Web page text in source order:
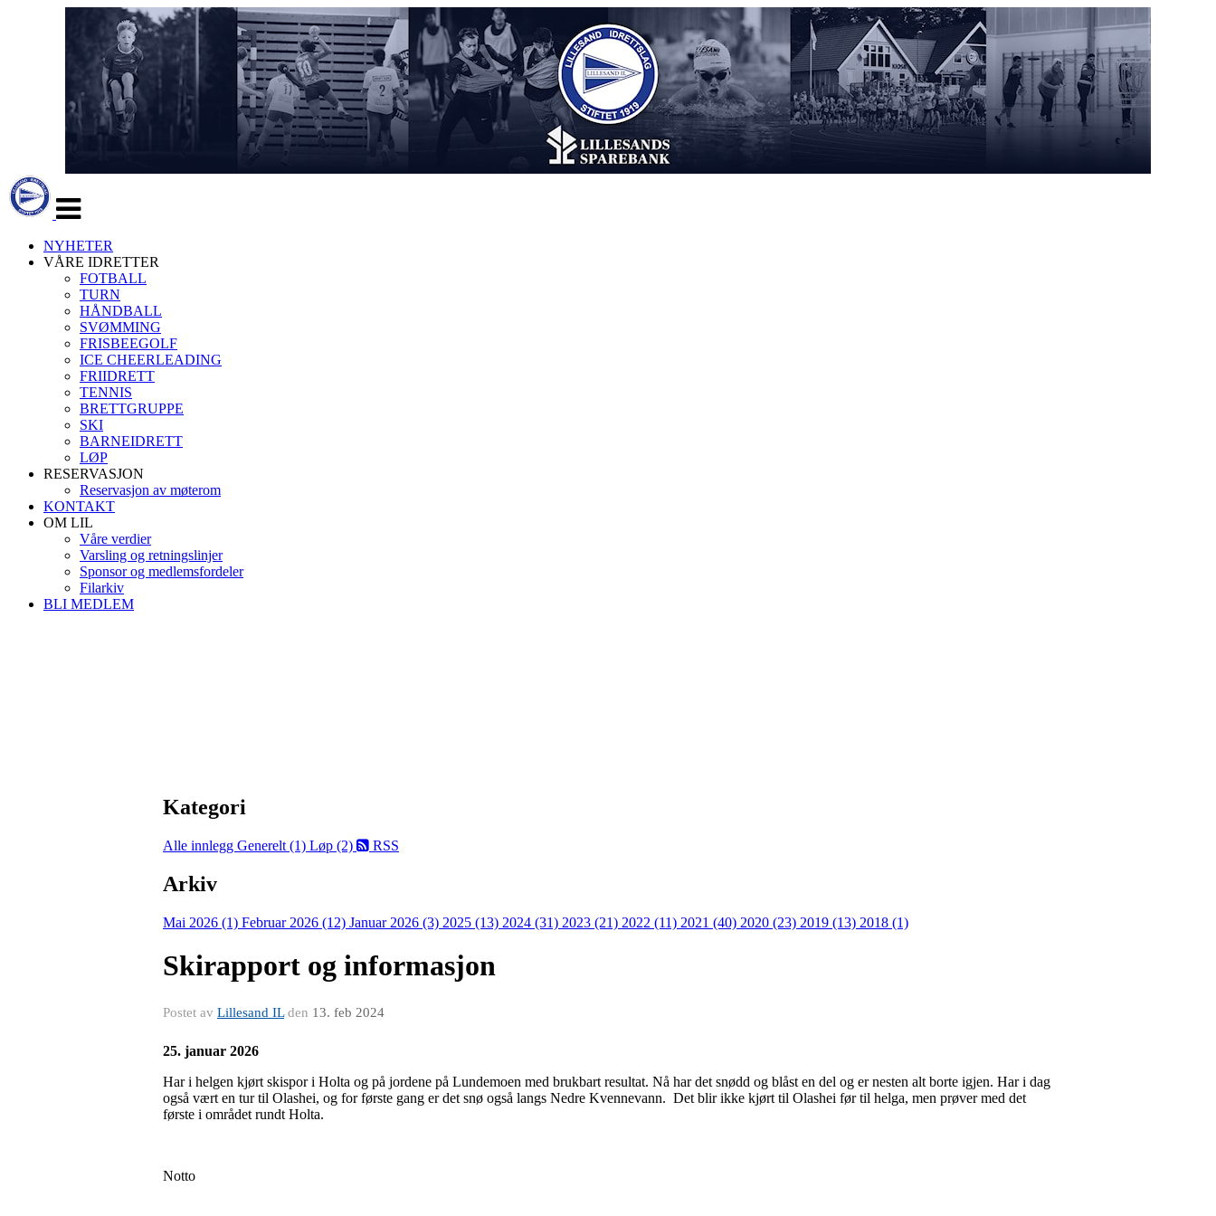
navigasjon
NYHETER
VÅRE IDRETTER
FOTBALL
TURN
HÅNDBALL
SVØMMING
FRISBEEGOLF
ICE CHEERLEADING
FRIIDRETT
TENNIS
BRETTGRUPPE
SKI
BARNEIDRETT
LØP
RESERVASJON
Reservasjon av møterom
KONTAKT
OM LIL
Våre verdier
Varsling og retningslinjer
Sponsor og medlemsfordeler
Filarkiv
BLI MEDLEM
Kategori
Alle innlegg Generelt (1) Løp (2) RSS
Arkiv
Mai 2026 (1) Februar 2026 (12) Januar 2026 (3) 2025 (13) 2024 (31) 2023 (21) 2022 (11) 2021 (40) 2020 (23) 2019 (13) 2018 (1)
Skirapport og informasjon
Postet av Lillesand ILden 13. feb 2024
25. januar 2026
Har i helgen kjørt skispor i Holta og på jordene på Lundemoen med brukbart resultat. Nå har det snødd og blåst en del og er nesten alt borte igjen. Har i dag
også vært en tur til Olashei, og for første gang er det snø også langs Nedre Kvennevann. Det blir ikke kjørt til Olashei før til helga, men prøver med det
første i området rundt Holta.
Notto